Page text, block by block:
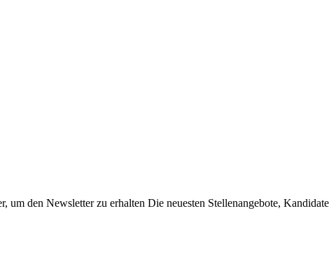
den Newsletter zu erhalten Die neuesten Stellenangebote,